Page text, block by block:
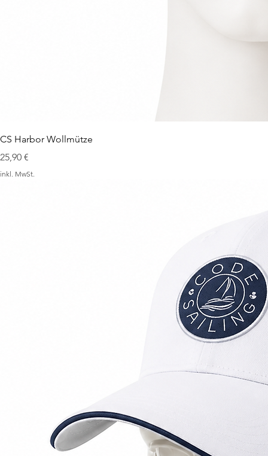
CS Harbor Wollmütze
Preis
25,90 €
inkl. MwSt.